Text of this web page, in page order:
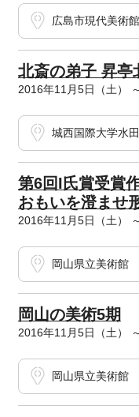
広島市現代美術館
北斎の弟子 昇亭
2016年11月5日（土）
城西国際大学水
第6回I氏賞受賞
おもいを澄ませ
2016年11月5日（土）
岡山県立美術館
岡山の美術5期
2016年11月5日（土）
岡山県立美術館